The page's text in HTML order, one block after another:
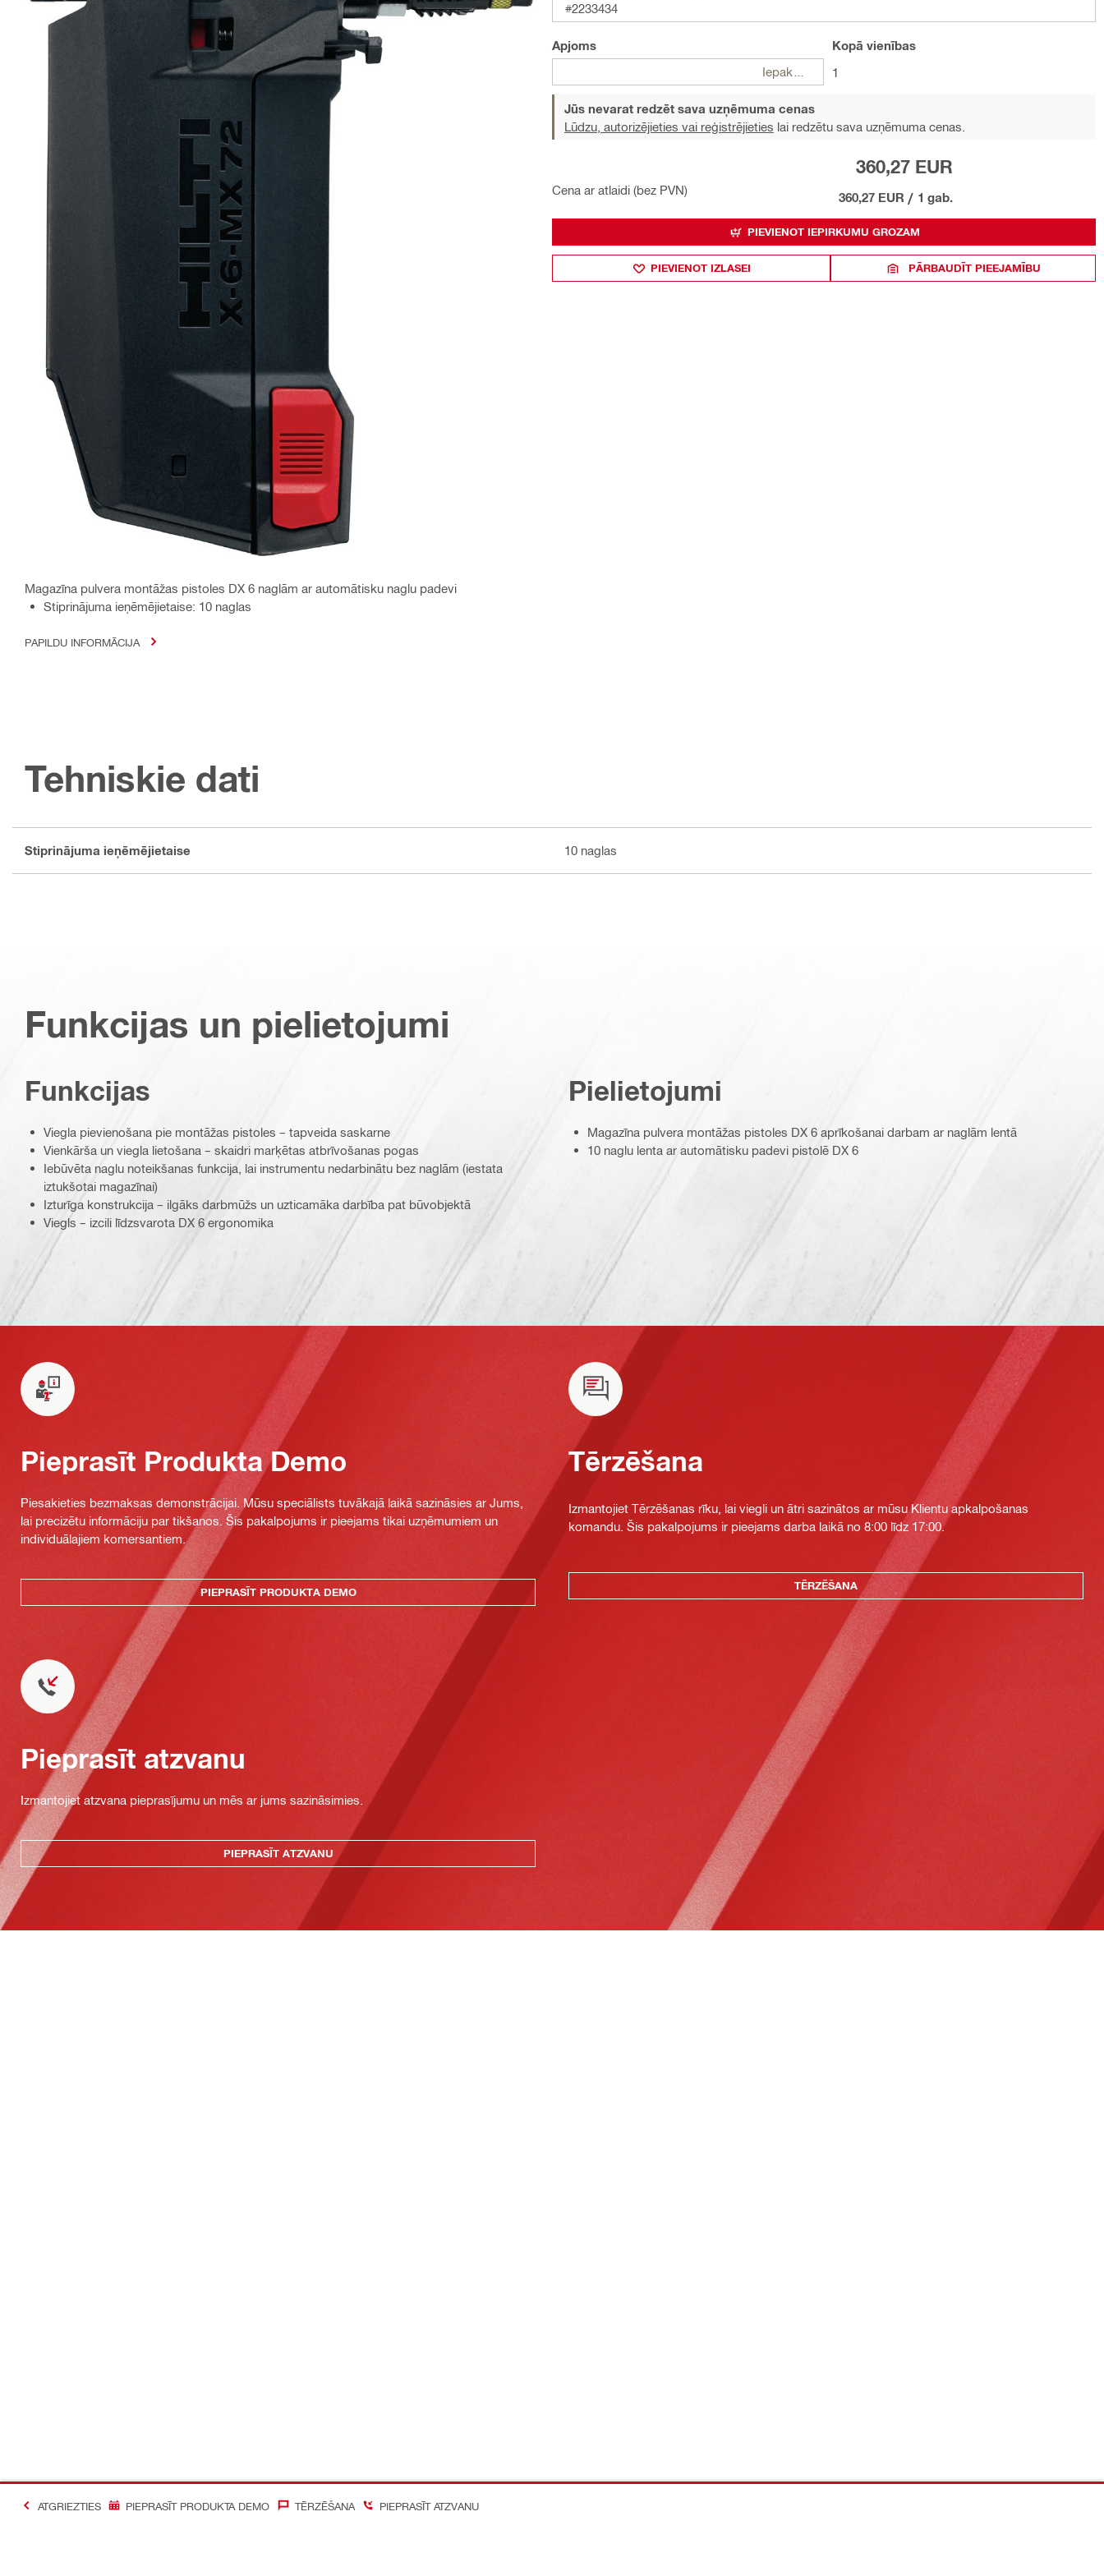
Magazīna pulvera montāžas pistoles DX 6 naglām ar automātisku naglu padevi
Stiprinājuma ieņēmējietaise: 10 naglas
PAPILDU INFORMĀCIJA
#2233434
Apjoms
Iepakojumi
Kopā vienības
1
Jūs nevarat redzēt sava uzņēmuma cenas
Lūdzu, autorizējieties vai reģistrējieties lai redzētu sava uzņēmuma cenas.
Cena ar atlaidi (bez PVN)
360,27 EUR
360,27 EUR / 1 gab.
PIEVIENOT IEPIRKUMU GROZAM
PIEVIENOT IZLASEI PĀRBAUDĪT PIEEJAMĪBU
Tehniskie dati
Stiprinājuma ieņēmējietaise 10 naglas
Funkcijas un pielietojumi
Funkcijas
Viegla pievienošana pie montāžas pistoles – tapveida saskarne
Vienkārša un viegla lietošana – skaidri marķētas atbrīvošanas pogas
Iebūvēta naglu noteikšanas funkcija, lai instrumentu nedarbinātu bez naglām (iestata
iztukšotai magazīnai)
Izturīga konstrukcija – ilgāks darbmūžs un uzticamāka darbība pat būvobjektā
Viegls – izcili līdzsvarota DX 6 ergonomika
Pielietojumi
Magazīna pulvera montāžas pistoles DX 6 aprīkošanai darbam ar naglām lentā
10 naglu lenta ar automātisku padevi pistolē DX 6
Pieprasīt Produkta Demo
Piesakieties bezmaksas demonstrācijai. Mūsu speciālists tuvākajā laikā sazināsies ar Jums,
lai precizētu informāciju par tikšanos. Šis pakalpojums ir pieejams tikai uzņēmumiem un
individuālajiem komersantiem.
PIEPRASĪT PRODUKTA DEMO
Tērzēšana
Izmantojiet Tērzēšanas rīku, lai viegli un ātri sazinātos ar mūsu Klientu apkalpošanas
komandu. Šis pakalpojums ir pieejams darba laikā no 8:00 līdz 17:00.
TĒRZĒŠANA
Pieprasīt atzvanu
Izmantojiet atzvana pieprasījumu un mēs ar jums sazināsimies.
PIEPRASĪT ATZVANU
ATGRIEZTIES PIEPRASĪT PRODUKTA DEMO TĒRZĒŠANA PIEPRASĪT ATZVANU